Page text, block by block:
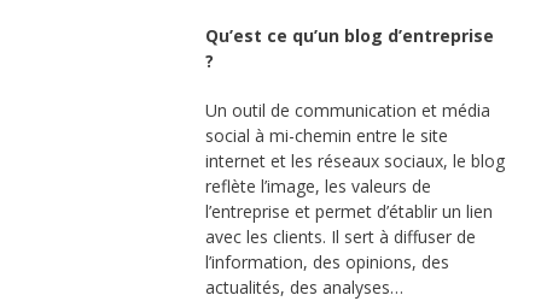
Qu’est ce qu’un blog d’entreprise
?
Un outil de communication et média
social à mi-chemin entre le site
internet et les réseaux sociaux, le blog
reflète l’image, les valeurs de
l’entreprise et permet d’établir un lien
avec les clients. Il sert à diffuser de
l’information, des opinions, des
actualités, des analyses…